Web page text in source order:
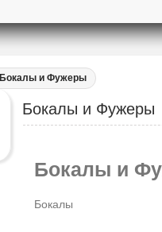
Бокалы и Фужеры
Бокалы и Фужеры
Бокалы и
Бокалы